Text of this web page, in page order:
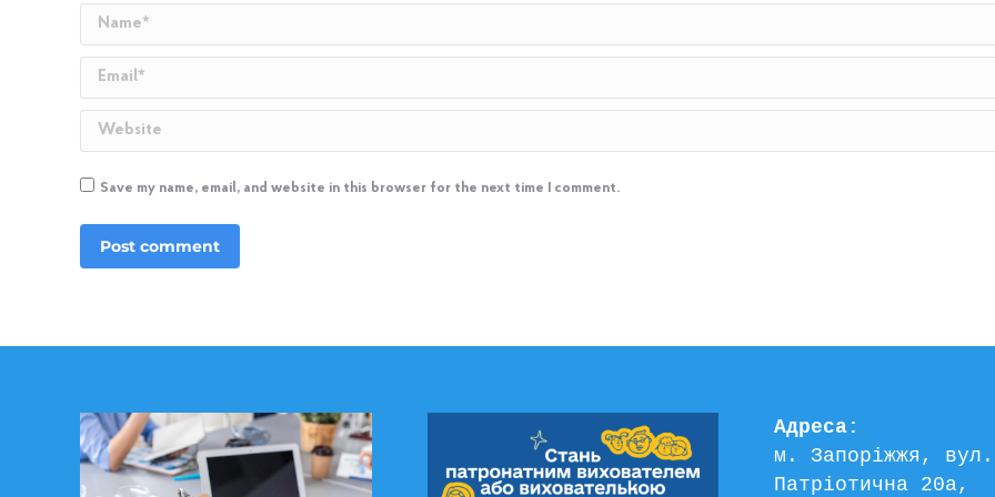
Name *
Email *
Website
Save my name, email, and website in this browser for the next time I comment.
Post comment
Адреса:
м. Запоріжжя, вул.
Патріотична 20а,